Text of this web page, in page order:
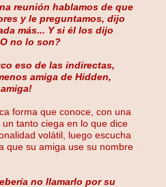
reunión hablamos de que
y le preguntamos, dijo
más... Y si él los dijo
no lo son?
eso de las indirectas,
amiga de Hidden,
forma que conoce, con una
tanto ciega en lo que dice
volátil, luego escucha
que su amiga use su nombre
no llamarlo por su